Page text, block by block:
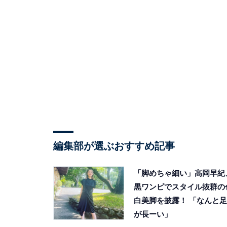
編集部が選ぶおすすめ記事
「脚めちゃ細い」高岡早紀
黒ワンピでスタイル抜群の
白美脚を披露！ 「なんと足
が長ーい」